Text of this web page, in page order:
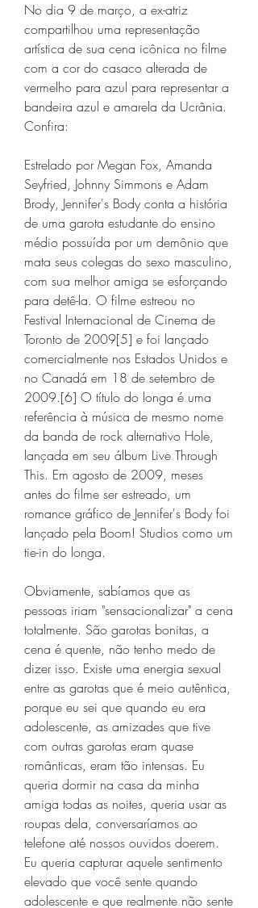
No dia 9 de março, a ex-atriz
compartilhou uma representação
artística de sua cena icônica no filme
com a cor do casaco alterada de
vermelho para azul para representar a
bandeira azul e amarela da Ucrânia.
Confira:
Estrelado por Megan Fox, Amanda
Seyfried, Johnny Simmons e Adam
Brody, Jennifer's Body conta a história
de uma garota estudante do ensino
médio possuída por um demônio que
mata seus colegas do sexo masculino,
com sua melhor amiga se esforçando
para detê-la. O filme estreou no
Festival Internacional de Cinema de
Toronto de 2009[5] e foi lançado
comercialmente nos Estados Unidos e
no Canadá em 18 de setembro de
2009.[6] O título do longa é uma
referência à música de mesmo nome
da banda de rock alternativo Hole,
lançada em seu álbum Live Through
This. Em agosto de 2009, meses
antes do filme ser estreado, um
romance gráfico de Jennifer's Body foi
lançado pela Boom! Studios como um
tie-in do longa.
Obviamente, sabíamos que as
pessoas iriam "sensacionalizar" a cena
totalmente. São garotas bonitas, a
cena é quente, não tenho medo de
dizer isso. Existe uma energia sexual
entre as garotas que é meio autêntica,
porque eu sei que quando eu era
adolescente, as amizades que tive
com outras garotas eram quase
românticas, eram tão intensas. Eu
queria dormir na casa da minha
amiga todas as noites, queria usar as
roupas dela, conversaríamos ao
telefone até nossos ouvidos doerem.
Eu queria capturar aquele sentimento
elevado que você sente quando
adolescente e que realmente não sente